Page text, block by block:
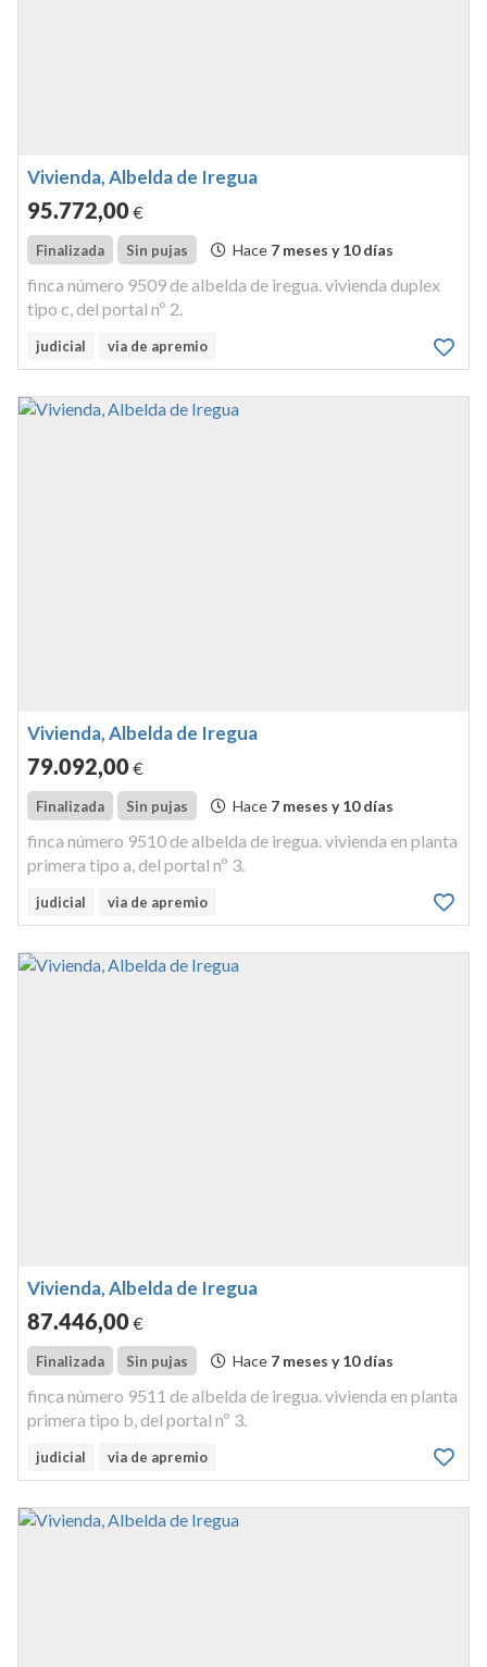
Vivienda, Albelda de Iregua
95.772,00€
Finalizada Sin pujas Hace 7 meses y 10 días
finca número 9509 de albelda de iregua. vivienda duplex
tipo c, del portal nº 2.
judicial via de apremio
Vivienda, Albelda de Iregua
79.092,00€
Finalizada Sin pujas Hace 7 meses y 10 días
finca número 9510 de albelda de iregua. vivienda en planta
primera tipo a, del portal nº 3.
judicial via de apremio
Vivienda, Albelda de Iregua
87.446,00€
Finalizada Sin pujas Hace 7 meses y 10 días
finca número 9511 de albelda de iregua. vivienda en planta
primera tipo b, del portal nº 3.
judicial via de apremio